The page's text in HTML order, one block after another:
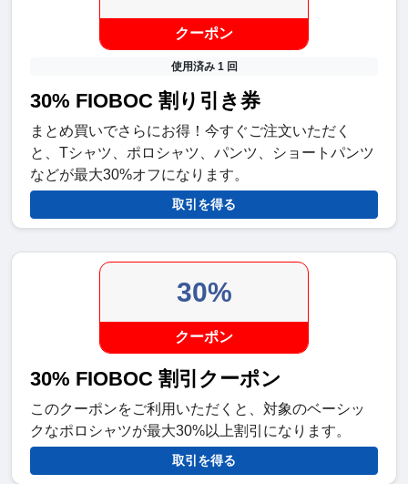
クーポン
使用済み 1 回
30% FIOBOC 割り引き券
まとめ買いでさらにお得！今すぐご注文いただく
と、Tシャツ、ポロシャツ、パンツ、ショートパンツ
などが最大30%オフになります。
取引を得る
30%
クーポン
30% FIOBOC 割引クーポン
このクーポンをご利用いただくと、対象のベーシッ
クなポロシャツが最大30%以上割引になります。
取引を得る